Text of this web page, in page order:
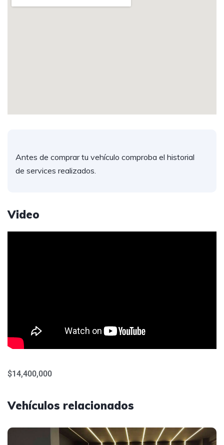
Antes de comprar tu vehículo comproba el historial
de services realizados.
Video
$14,400,000
Vehículos relacionados